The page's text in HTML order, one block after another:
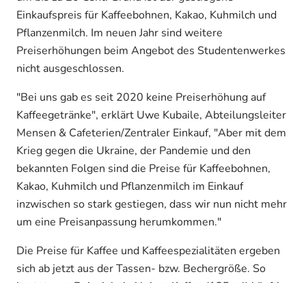
Einkaufspreis für Kaffeebohnen, Kakao, Kuhmilch und
Pflanzenmilch. Im neuen Jahr sind weitere
Preiserhöhungen beim Angebot des Studentenwerkes
nicht ausgeschlossen.
"Bei uns gab es seit 2020 keine Preiserhöhung auf
Kaffeegetränke", erklärt Uwe Kubaile, Abteilungsleiter
Mensen & Cafeterien/Zentraler Einkauf, "Aber mit dem
Krieg gegen die Ukraine, der Pandemie und den
bekannten Folgen sind die Preise für Kaffeebohnen,
Kakao, Kuhmilch und Pflanzenmilch im Einkauf
inzwischen so stark gestiegen, dass wir nun nicht mehr
um eine Preisanpassung herumkommen."
Die Preise für Kaffee und Kaffeespezialitäten ergeben
sich ab jetzt aus der Tassen- bzw. Bechergröße. So